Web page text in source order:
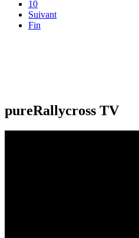
10
Suivant
Fin
pureRallycross TV